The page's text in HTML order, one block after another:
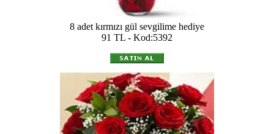
8 adet kırmızı gül sevgilime hediye
91 TL - Kod:5392